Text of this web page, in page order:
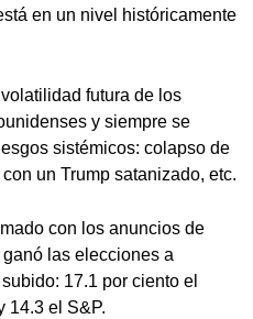
en un nivel históricamente
futura de los
y siempre se
sistémicos: colapso de
un Trump satanizado, etc.
con los anuncios de
las elecciones a
17.1 por ciento el
14.3 el S&P.